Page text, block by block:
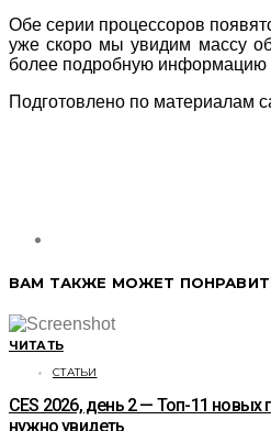
Обе серии процессоров
уже скоро мы увидим массу
более подробную информацию
Подготовлено по материалам
ВАМ ТАКЖЕ МОЖЕТ
ЧИТАТЬ
СТАТЬИ
CES 2026, день 2 — Топ-11
нужно увидеть